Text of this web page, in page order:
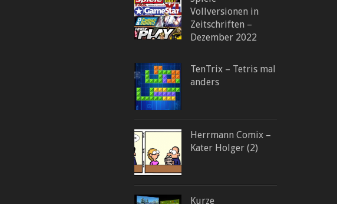
Vollversionen in
Zeitschriften –
Dezember 2022
TenTrix – Tetris mal
anders
Herrmann Comix –
Kater Holger (2)
Kurze